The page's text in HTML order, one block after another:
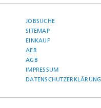
JOBSUCHE
SITEMAP
EINKAUF
AEB
AGB
IMPRESSUM
DATENSCHUTZERKLÄRUNG